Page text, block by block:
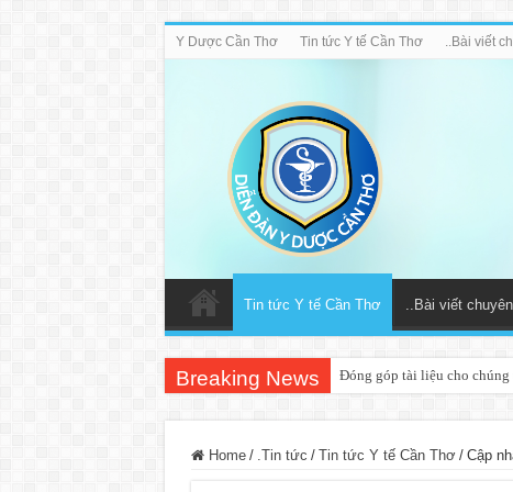
Y Dược Cần Thơ Tin tức Y tế Cần Thơ ..Bài viết
Tin tức Y tế Cần Thơ ..Bài viết
Breaking News Đóng góp tài liệu cho chúng
Home / .Tin tức / Tin tức Y tế Cần Thơ / Cập